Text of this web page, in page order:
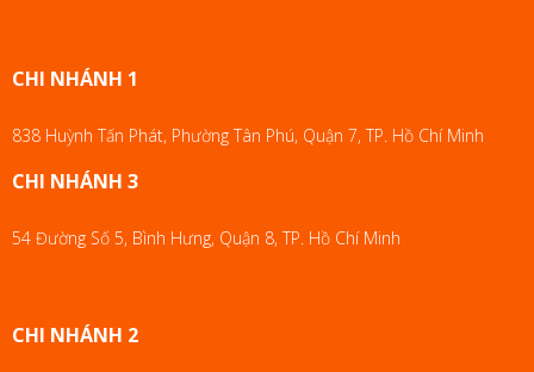
CHI NHÁNH 1
838 Huỳnh Tấn Phát, Phường Tân Phú, Quận 7, TP. Hồ Chí Minh
CHI NHÁNH 3
54 Đường Số 5, Bình Hưng, Quận 8, TP. Hồ Chí Minh
CHI NHÁNH 2